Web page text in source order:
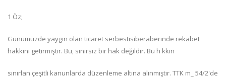
1 Öz;
Günümüzde yaygın olan ticaret serbestisiberaberinde rekabet
hakkını getirmiştir. Bu, sınırsız bir hak değildir. Bu h kkın
sınırlan çeşitli kanunlarda düzenleme altına alınmıştır. TTK m_ 54/2'de